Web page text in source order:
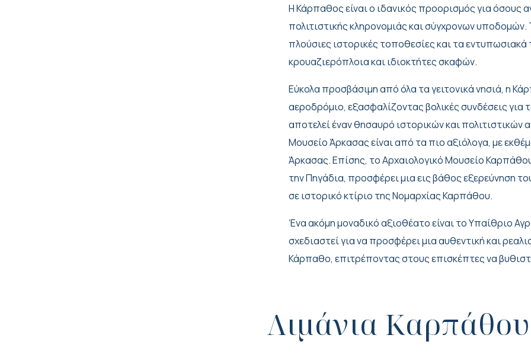
Η Κάρπαθος είναι ο ιδανικός προορισμός για όσους
πολιτιστικής κληρονομιάς και σύγχρονων υποδομών.
πλούσιες ιστορικές τοποθεσίες και τα
κρουαζιερόπλοια και ιδιοκτήτες σκαφών.
Εύκολα προσβάσιμη από όλα τα γειτονικά νησιά, η
αεροδρόμιο, εξασφαλίζοντας βολικές συνδέσεις για
αποτελεί έναν θησαυρό ιστορικών και
Μουσείο Άρκασας είναι από τα πιο αξιόλογα, με
Άρκασας. Επίσης, το Αρχαιολογικό Μουσείο
την Πηγάδια, προσφέρει μια εις βάθος εξερεύνηση
σε ιστορικό κτίριο της Νομαρχίας Καρπάθου.
Ένα ακόμη μοναδικό αξιοθέατο είναι το Υπαίθριο
σχεδιαστεί για να προσφέρει μια αυθεντική και
Κάρπαθο, επιτρέποντας στους επισκέπτες να
Λιμάνια Καρπάθου